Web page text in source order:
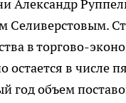
Александр
Селиверстовым.
в торгово-
остается в числе
объем